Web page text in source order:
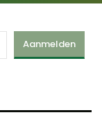
Aanmelden